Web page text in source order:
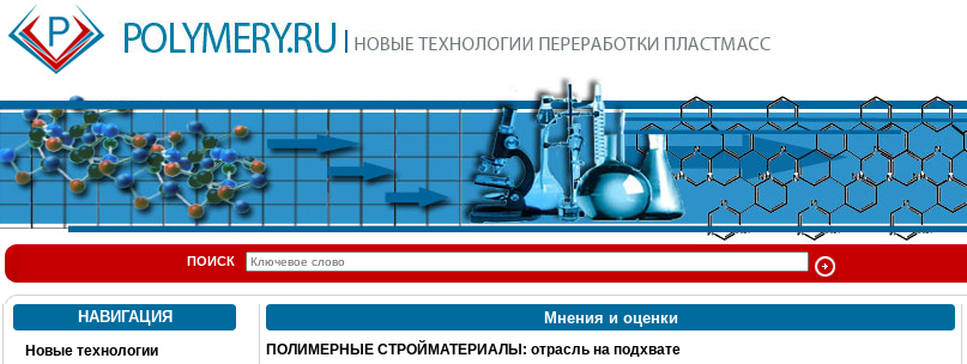
ПОИСК
НАВИГАЦИЯ
Новые технологии
Мнения и оценки
ПОЛИМЕРНЫЕ СТРОЙМАТЕРИАЛЫ: отрасль на подхвате